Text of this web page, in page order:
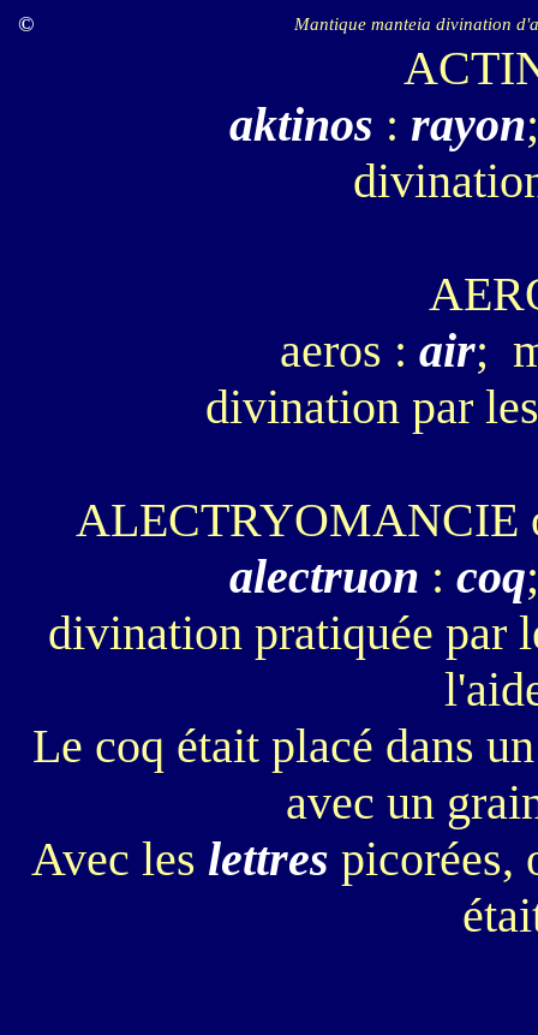
©
aktinos : rayon
aeros : air;
divination par
ALECTRYOMANCIE
alectruon : coq
divination pratiquée par
Le coq était placé dans
avec un
Avec les lettres picorées,